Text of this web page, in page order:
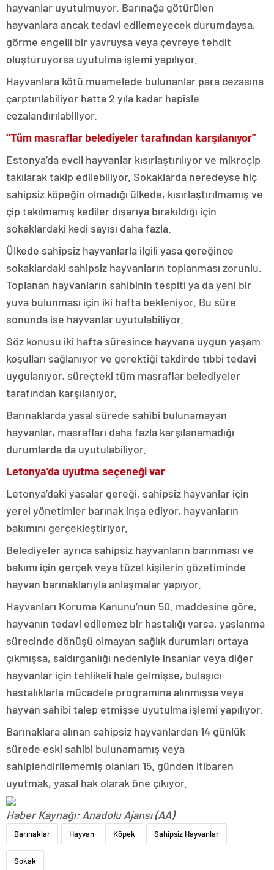
hayvanlar uyutulmuyor. Barınağa götürülen
hayvanlara ancak tedavi edilemeyecek durumdaysa,
görme engelli bir yavruysa veya çevreye tehdit
oluşturuyorsa uyutulma işlemi yapılıyor.
Hayvanlara kötü muamelede bulunanlar para cezasına
çarptırılabiliyor hatta 2 yıla kadar hapisle
cezalandırılabiliyor.
“Tüm masraflar belediyeler tarafından karşılanıyor”
Estonya’da evcil hayvanlar kısırlaştırılıyor ve mikroçip
takılarak takip edilebiliyor. Sokaklarda neredeyse hiç
sahipsiz köpeğin olmadığı ülkede, kısırlaştırılmamış ve
çip takılmamış kediler dışarıya bırakıldığı için
sokaklardaki kedi sayısı daha fazla.
Ülkede sahipsiz hayvanlarla ilgili yasa gereğince
sokaklardaki sahipsiz hayvanların toplanması zorunlu.
Toplanan hayvanların sahibinin tespiti ya da yeni bir
yuva bulunması için iki hafta bekleniyor. Bu süre
sonunda ise hayvanlar uyutulabiliyor.
Söz konusu iki hafta süresince hayvana uygun yaşam
koşulları sağlanıyor ve gerektiği takdirde tıbbi tedavi
uygulanıyor, süreçteki tüm masraflar belediyeler
tarafından karşılanıyor.
Barınaklarda yasal sürede sahibi bulunamayan
hayvanlar, masrafları daha fazla karşılanamadığı
durumlarda da uyutulabiliyor.
Letonya’da uyutma seçeneği var
Letonya’daki yasalar gereği, sahipsiz hayvanlar için
yerel yönetimler barınak inşa ediyor, hayvanların
bakımını gerçekleştiriyor.
Belediyeler ayrıca sahipsiz hayvanların barınması ve
bakımı için gerçek veya tüzel kişilerin gözetiminde
hayvan barınaklarıyla anlaşmalar yapıyor.
Hayvanları Koruma Kanunu’nun 50. maddesine göre,
hayvanın tedavi edilemez bir hastalığı varsa, yaşlanma
sürecinde dönüşü olmayan sağlık durumları ortaya
çıkmışsa, saldırganlığı nedeniyle insanlar veya diğer
hayvanlar için tehlikeli hale gelmişse, bulaşıcı
hastalıklarla mücadele programına alınmışsa veya
hayvan sahibi talep etmişse uyutulma işlemi yapılıyor.
Barınaklara alınan sahipsiz hayvanlardan 14 günlük
sürede eski sahibi bulunamamış veya
sahiplendirilememiş olanları 15. günden itibaren
uyutmak, yasal hak olarak öne çıkıyor.
Haber Kaynağı: Anadolu Ajansı (AA)
Barınaklar Hayvan Köpek Sahipsiz Hayvanlar
Sokak